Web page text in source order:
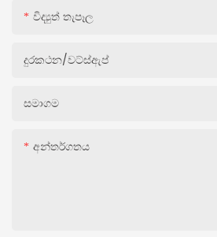
විද්‍යුත් තැපෑල
දුරකථන/වට්ස්ඇප්
සමාගම
අන්තර්ගතය